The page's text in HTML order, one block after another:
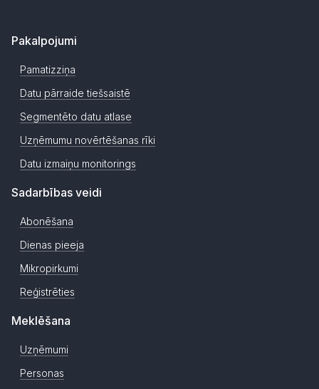
Pakalpojumi
Pamatizziņa
Datu pārraide tiešsaistē
Segmentēto datu atlase
Uzņēmumu novērtēšanas rīki
Datu izmaiņu monitorings
Sadarbības veidi
Abonēšana
Dienas pieeja
Mikropirkumi
Reģistrēties
Meklēšana
Uzņēmumi
Personas